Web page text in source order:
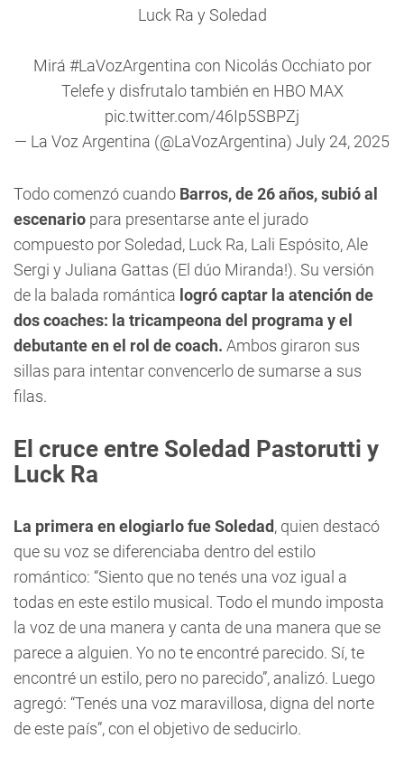
Luck Ra y Soledad
Mirá #LaVozArgentina con Nicolás Occhiato por
Telefe y disfrutalo también en HBO MAX
pic.twitter.com/46Ip5SBPZj
— La Voz Argentina (@LaVozArgentina) July 24, 2025
Todo comenzó cuando Barros, de 26 años, subió al
escenario para presentarse ante el jurado
compuesto por Soledad, Luck Ra, Lali Espósito, Ale
Sergi y Juliana Gattas (El dúo Miranda!). Su versión
de la balada romántica logró captar la atención de
dos coaches: la tricampeona del programa y el
debutante en el rol de coach. Ambos giraron sus
sillas para intentar convencerlo de sumarse a sus
filas.
El cruce entre Soledad Pastorutti y
Luck Ra
La primera en elogiarlo fue Soledad, quien destacó
que su voz se diferenciaba dentro del estilo
romántico: “Siento que no tenés una voz igual a
todas en este estilo musical. Todo el mundo imposta
la voz de una manera y canta de una manera que se
parece a alguien. Yo no te encontré parecido. Sí, te
encontré un estilo, pero no parecido”, analizó. Luego
agregó: “Tenés una voz maravillosa, digna del norte
de este país”, con el objetivo de seducirlo.